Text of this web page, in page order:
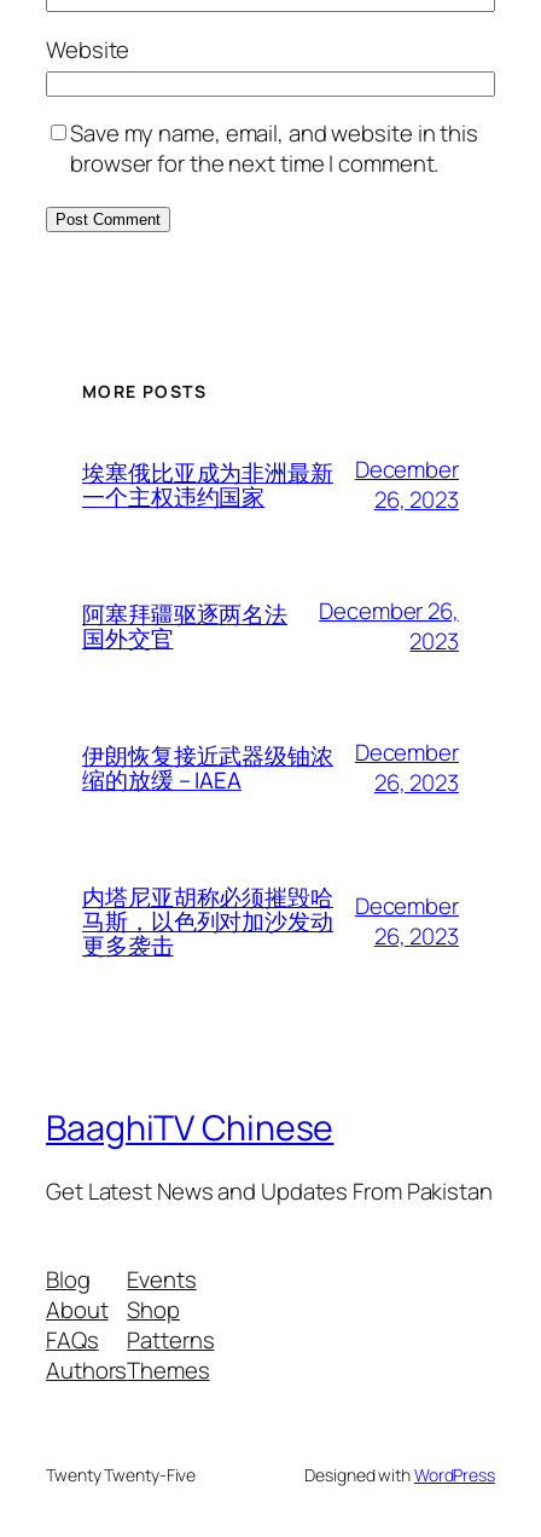
Website
Save my name, email, and website in this
browser for the next time I comment.
MORE POSTS
埃塞俄比亚成为非洲最新
一个主权违约国家
December
26, 2023
阿塞拜疆驱逐两名法
国外交官
December 26,
2023
伊朗恢复接近武器级铀浓
缩的放缓 – IAEA
December
26, 2023
内塔尼亚胡称必须摧毁哈
马斯，以色列对加沙发动
更多袭击
December
26, 2023
BaaghiTV Chinese
Get Latest News and Updates From Pakistan
Blog
About
FAQs
Authors
Events
Shop
Patterns
Themes
Twenty Twenty-Five Designed withWordPress